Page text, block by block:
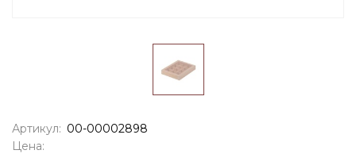
Артикул: 00-00002898
Цена: